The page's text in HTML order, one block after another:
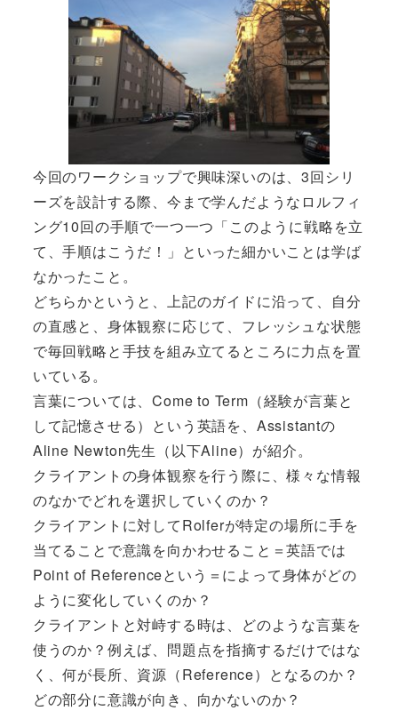
今回のワークショップで興味深いのは、3回シリ
ーズを設計する際、今まで学んだようなロルフィ
ング10回の手順で一つ一つ「このように戦略を立
て、手順はこうだ！」といった細かいことは学ば
なかったこと。
どちらかというと、上記のガイドに沿って、自分
の直感と、身体観察に応じて、フレッシュな状態
で毎回戦略と手技を組み立てるところに力点を置
いている。
言葉については、Come to Term（経験が言葉と
して記憶させる）という英語を、Assistantの
Aline Newton先生（以下Aline）が紹介。
クライアントの身体観察を行う際に、様々な情報
のなかでどれを選択していくのか？
クライアントに対してRolferが特定の場所に手を
当てることで意識を向かわせること＝英語では
Point of Referenceという＝によって身体がどの
ように変化していくのか？
クライアントと対峙する時は、どのような言葉を
使うのか？例えば、問題点を指摘するだけではな
く、何が長所、資源（Reference）となるのか？
どの部分に意識が向き、向かないのか？